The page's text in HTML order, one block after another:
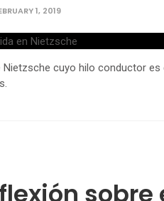
1, 2019
cuyo hilo conductor